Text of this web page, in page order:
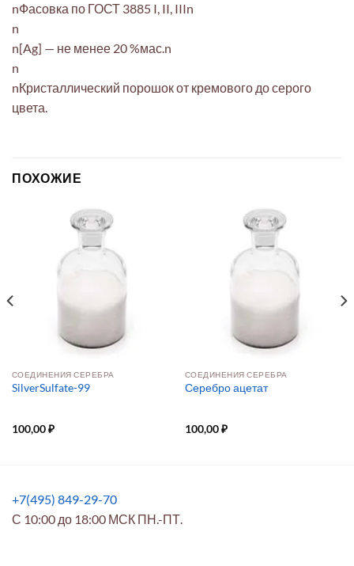
nФасовка по ГОСТ 3885 I, II, IIIn
n
n[Ag] — не менее 20 %мас.n
n
nКристаллический порошок от кремового до серого
цвета.
ПОХОЖИЕ
СОЕДИНЕНИЯ СЕРЕБРА
SilverSulfate-99
100,00₽
СОЕДИНЕНИЯ СЕРЕБРА
Серебро ацетат
100,00₽
+7(495) 849-29-70
С 10:00 до 18:00 МСК ПН.-ПТ.